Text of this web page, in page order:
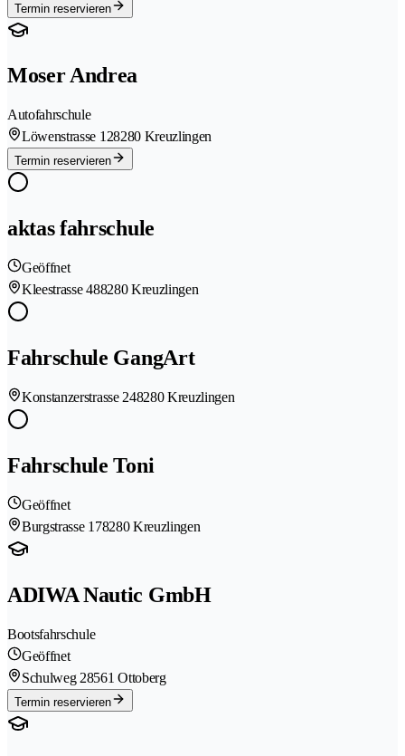
Termin reservieren
Moser Andrea
Autofahrschule
Löwenstrasse 128280 Kreuzlingen
Termin reservieren
aktas fahrschule
Geöffnet
Kleestrasse 488280 Kreuzlingen
Fahrschule GangArt
Konstanzerstrasse 248280 Kreuzlingen
Fahrschule Toni
Geöffnet
Burgstrasse 178280 Kreuzlingen
ADIWA Nautic GmbH
Bootsfahrschule
Geöffnet
Schulweg 28561 Ottoberg
Termin reservieren